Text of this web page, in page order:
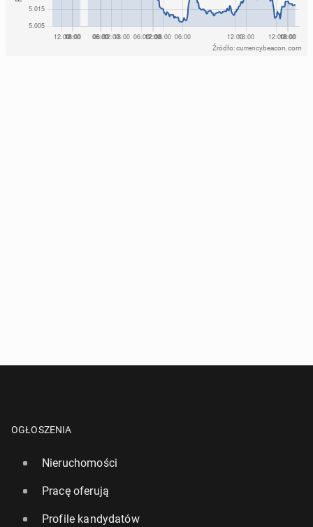
Źródło: currencybeacon.com
OGŁOSZENIA
Nieruchomości
Pracę oferują
Profile kandydatów